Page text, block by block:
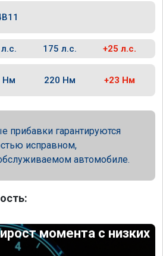
175 л.с. +25 л.с.
Нм 220 Нм +23 Нм
прибавки гарантируются
исправном,
автомобиле.
момента с низких